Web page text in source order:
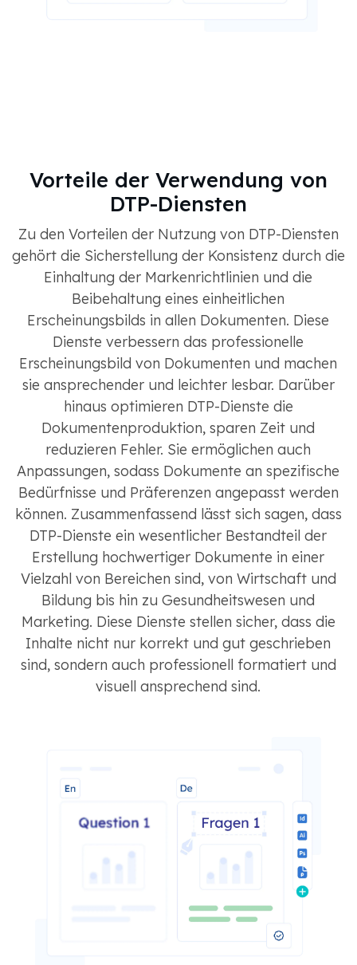
Vorteile der Verwendung von
DTP-Diensten
Zu den Vorteilen der Nutzung von DTP-Diensten
gehört die Sicherstellung der Konsistenz durch die
Einhaltung der Markenrichtlinien und die
Beibehaltung eines einheitlichen
Erscheinungsbilds in allen Dokumenten. Diese
Dienste verbessern das professionelle
Erscheinungsbild von Dokumenten und machen
sie ansprechender und leichter lesbar. Darüber
hinaus optimieren DTP-Dienste die
Dokumentenproduktion, sparen Zeit und
reduzieren Fehler. Sie ermöglichen auch
Anpassungen, sodass Dokumente an spezifische
Bedürfnisse und Präferenzen angepasst werden
können. Zusammenfassend lässt sich sagen, dass
DTP-Dienste ein wesentlicher Bestandteil der
Erstellung hochwertiger Dokumente in einer
Vielzahl von Bereichen sind, von Wirtschaft und
Bildung bis hin zu Gesundheitswesen und
Marketing. Diese Dienste stellen sicher, dass die
Inhalte nicht nur korrekt und gut geschrieben
sind, sondern auch professionell formatiert und
visuell ansprechend sind.